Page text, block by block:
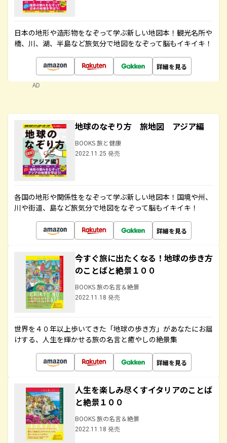
日本の地形や造形物をなぞって学ぶ新しい地図本！観光名所や
橋、川、湖、半島など旅気分で地図をなぞって脳もイキイキ！
詳細を見る
AD
地球のなぞり方 旅地図 アジア編
BOOKS 旅と健康
2022.11.25 発売
各国の地形や関係性をなぞって学ぶ新しい地図本！国境や州、
川や街道、島など旅気分で地図をなぞって脳もイキイキ！
詳細を見る
今すぐ旅に出たくなる！地球の歩き方
のことばと絶景１００
BOOKS 旅の名言＆絶景
2022.11.18 発売
世界を４０年以上歩いてきた「地球の歩き方」があなたにお届
けする、人生を輝かせる旅の名言と癒やしの絶景集
詳細を見る
人生を楽しみ尽くすイタリアのことば
と絶景１００
BOOKS 旅の名言＆絶景
2022.11.18 発売